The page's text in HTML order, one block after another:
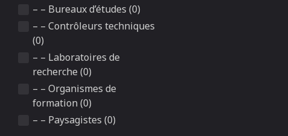
– – Bureaux d’études (0)
– – Contrôleurs techniques
(0)
– – Laboratoires de
recherche (0)
– – Organismes de
formation (0)
– – Paysagistes (0)